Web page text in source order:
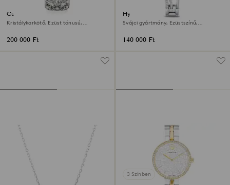
Curiosa bangle óra
Kristálykarkötő, Ezüst tónusú,
200 000 Ft
Hyperbola karpereces óra
Svájci gyártmány, Ezüstszínű,
140 000 Ft
3 Színben